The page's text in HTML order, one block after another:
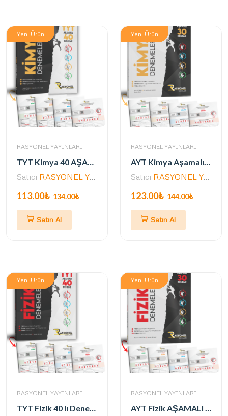
Yeni Ürün
RASYONEL YAYINLARI
TYT Kimya 40 AŞAMALI Deneme Seti (ALPİNİST SERİSİ / ÖSYM AYARINDA)
Satıcı RASYONEL YAYINLARI
113.00₺ 134.00₺
Satın Al
Yeni Ürün
RASYONEL YAYINLARI
AYT Kimya Aşamalı 30 Deneme (Alpinist Serisi) (Yazarlarından Video Çözümlü)
Satıcı RASYONEL YAYINLARI
123.00₺ 144.00₺
Satın Al
Yeni Ürün
RASYONEL YAYINLARI
TYT Fizik 40 lı Deneme Seti (Alpinist Serisi) (Yazarlarından Video Çözümlü)
Yeni Ürün
RASYONEL YAYINLARI
AYT Fizik AŞAMALI 30 Deneme Seti (ALPİNİST SERİSİ / ÖSYM AYARINDA)